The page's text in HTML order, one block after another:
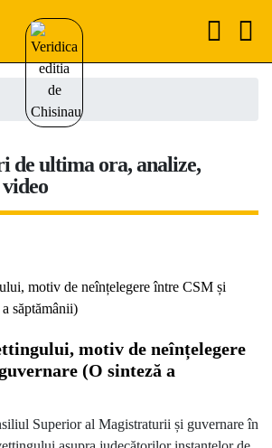
de ultima ora, analize,
motiv de neînțelegere
(O sinteză a
Superior al Magistraturii și guvernare în